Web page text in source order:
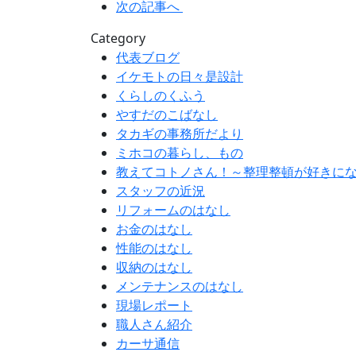
次の記事へ
Category
代表ブログ
イケモトの日々是設計
くらしのくふう
やすだのこばなし
タカギの事務所だより
ミホコの暮らし、もの
教えてコトノさん！～整理整頓が好きに
スタッフの近況
リフォームのはなし
お金のはなし
性能のはなし
収納のはなし
メンテナンスのはなし
現場レポート
職人さん紹介
カーサ通信